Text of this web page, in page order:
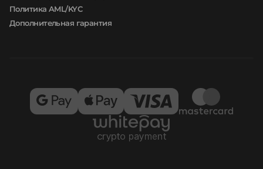
Политика AML/KYC
Дополнительная гарантия